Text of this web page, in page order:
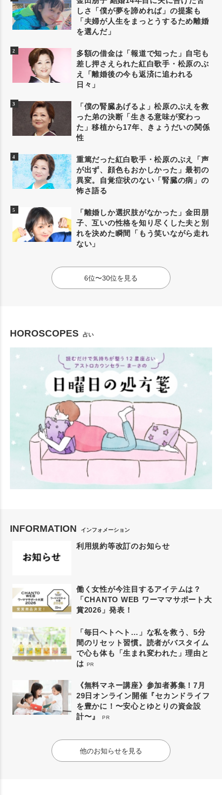
しさ「僕が夢を諦めれば」の提案も
「夫婦が人生をまっとうするため離婚
を選んだ」
多額の借金は「報道で知った」自宅も
差し押さえられた紅白歌手・松原のぶ
え「離婚後の今も返済に追われる
日々」
「僕の腎臓あげるよ」松原のぶえを救
った弟の決断「生きる意味が変わっ
た」移植から17年、きょうだいの関係
性
重篤だった紅白歌手・松原のぶえ「声
が出ず、顔色もおかしかった」最初の
異変。自覚症状のない「腎臓の病」の
怖さ語る
「離婚しか選択肢がなかった」金田朋
子、互いの性格を知り尽くした夫と別
れを決めた瞬間「もう笑いながら走れ
ない」
6位〜30位を見る
HOROSCOPES 占い
INFORMATION インフォメーション
利用規約等改訂のお知らせ
働く女性が今注目するアイテムは？
「CHANTO WEB ワーママサポート大
賞2026」発表！
「毎日ヘトヘト…」な私を救う、5分
間のリセット習慣。読者がバスタイム
で心も体も「生まれ変われた」理由と
は PR
《無料マネー講座》参加者募集！7月
29日オンライン開催『セカンドライフ
を豊かに！〜安心とゆとりの資金設
計〜』
PR
他のお知らせを見る